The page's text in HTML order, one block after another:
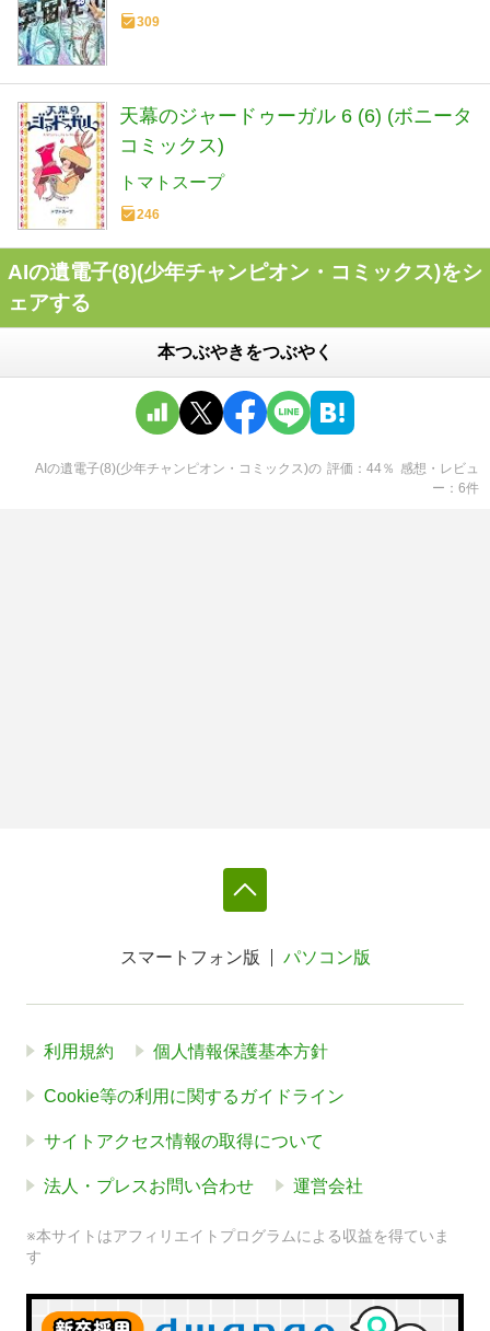
309
天幕のジャードゥーガル 6 (6) (ボニータ
コミックス)
トマトスープ
246
AIの遺電子(8)(少年チャンピオン・コミックス)をシ
ェアする
本つぶやきをつぶやく
AIの遺電子(8)(少年チャンピオン・コミックス)の 評価 44％ 感想・レビュ
ー
6件
スマートフォン版 パソコン版
利用規約 個人情報保護基本方針
Cookie等の利用に関するガイドライン
サイトアクセス情報の取得について
法人・プレスお問い合わせ 運営会社
※本サイトはアフィリエイトプログラムによる収益を得ていま
す